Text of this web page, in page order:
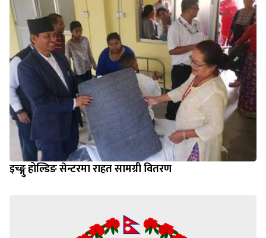
इच्ङ्गु होल्डिङ सेन्टरमा राहत सामग्री वितरण